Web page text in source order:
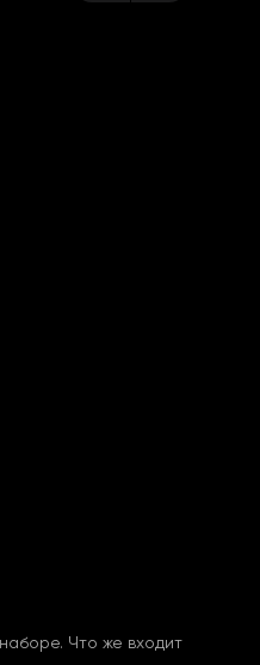
Что же входит